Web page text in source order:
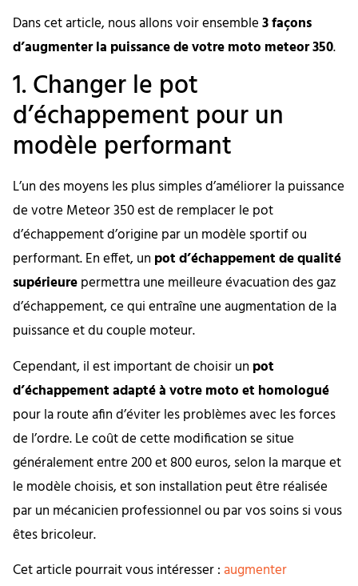
Dans cet article, nous allons voir ensemble3 façons
d’augmenter la puissance de votre moto meteor 350.
1. Changer le pot
d’échappement pour un
modèle performant
L’un des moyens les plus simples d’améliorer la puissance
de votre Meteor 350 est de remplacer le pot
d’échappement d’origine par un modèle sportif ou
performant. En effet, un pot d’échappement de qualité
supérieurepermettra une meilleure évacuation des gaz
d’échappement, ce qui entraîne une augmentation de la
puissance et du couple moteur.
Cependant, il est important de choisir un pot
d’échappement adapté à votre moto et homologué
pour la route afin d’éviter les problèmes avec les forces
de l’ordre. Le coût de cette modification se situe
généralement entre 200 et 800 euros, selon la marque et
le modèle choisis, et son installation peut être réalisée
par un mécanicien professionnel ou par vos soins si vous
êtes bricoleur.
Cet article pourrait vous intéresser :augmenter